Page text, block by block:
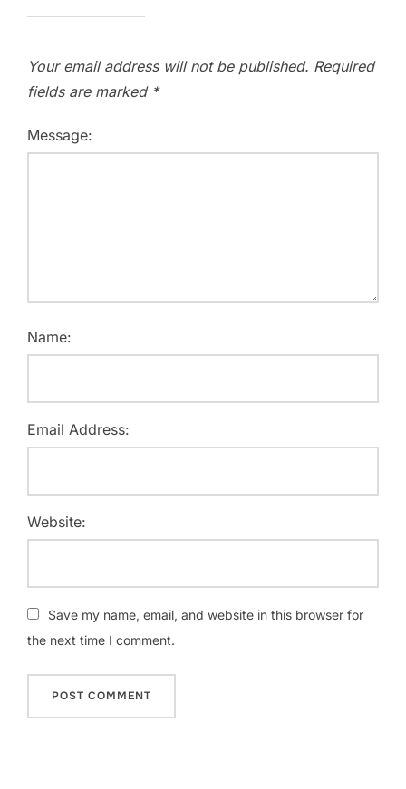
Your email address will not be published. Required
fields are marked *
Message:
Name:
Email Address:
Website:
Save my name, email, and website in this browser for
the next time I comment.